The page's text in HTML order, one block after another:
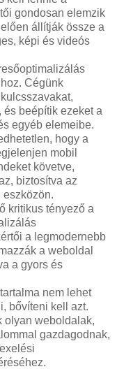
gondosan elemzik
állítják össze a
képi és videós
Cégünk
beépítik ezeket a
egyéb elemeibe.
hogy a
mobil
követve,
biztosítva az
kritikus tényező a
a legmodernebb
a weboldal
a gyors és
nem lehet
bővíteni kell azt.
olyan weboldalak,
gazdagodnak,